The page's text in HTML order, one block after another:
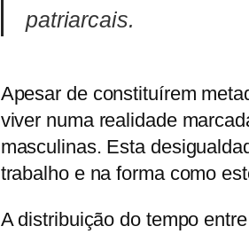
patriarcais.
Apesar de constituírem
viver numa realidade
masculinas. Esta
trabalho e na forma como
A distribuição do tempo